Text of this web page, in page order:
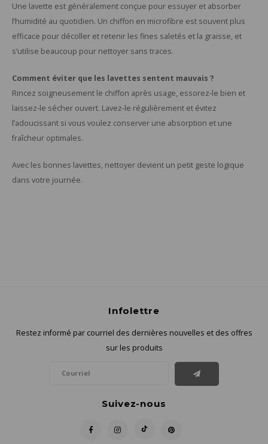
Une lavette est généralement conçue pour essuyer et absorber
l’humidité au quotidien. Un chiffon en microfibre est souvent plus
efficace pour décoller et retenir les fines saletés et la graisse, et
s’utilise beaucoup pour nettoyer sans traces.
Comment éviter que les lavettes sentent mauvais ?
Rincez soigneusement le chiffon après usage, essorez-le bien et
laissez-le sécher ouvert. Lavez-le régulièrement et évitez
l’adoucissant si vous voulez conserver une absorption et une
fraîcheur optimales.
Avec les bonnes lavettes, nettoyer devient un petit geste logique
dans votre journée.
Infolettre
Restez informé par courriel des dernières nouvelles et des offres
sur les produits
Suivez-nous